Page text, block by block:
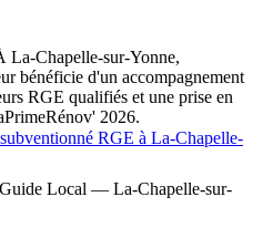
La-Chapelle-sur-Yonne,
bénéficie d'un accompagnement
RGE qualifiés et une prise en
2026.
RGE à La-Chapelle-
Guide Local — La-Chapelle-sur-